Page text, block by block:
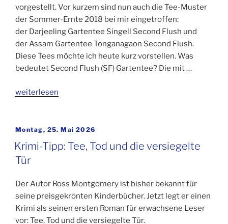
vorgestellt. Vor kurzem sind nun auch die Tee-Muster
der Sommer-Ernte 2018 bei mir eingetroffen:
der Darjeeling Gartentee Singell Second Flush und
der Assam Gartentee Tonganagaon Second Flush.
Diese Tees möchte ich heute kurz vorstellen. Was
bedeutet Second Flush (SF) Gartentee? Die mit …
„Teekampagne
und
Assam
Second
Flush“
weiterlesen
Veröffentlicht
Montag, 25. Mai 2026
Krimi-Tipp: Tee, Tod und die versiegelte
Tür
Der Autor Ross Montgomery ist bisher bekannt für
seine preisgekrönten Kinderbücher. Jetzt legt er einen
Krimi als seinen ersten Roman für erwachsene Leser
vor: Tee, Tod und die versiegelte Tür.